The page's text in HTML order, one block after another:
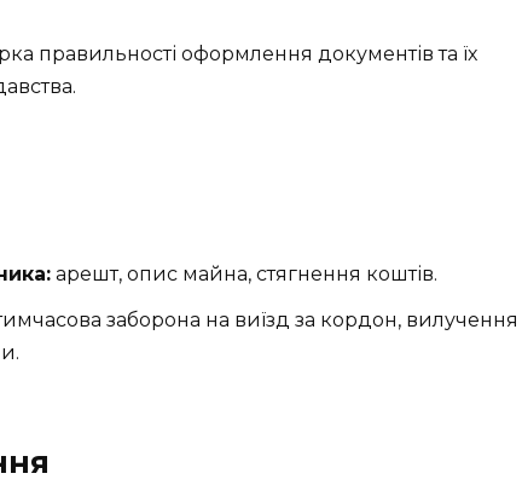
правильності оформлення документів та їх
арешт, опис майна, стягнення коштів.
заборона на виїзд за кордон, вилучення